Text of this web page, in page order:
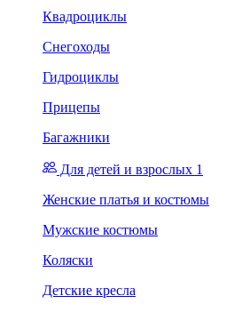
Квадроциклы
Снегоходы
Гидроциклы
Прицепы
Багажники
Для детей и взрослых 1
Женские платья и костюмы
Мужские костюмы
Коляски
Детские кресла